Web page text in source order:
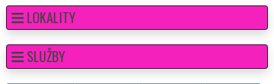
LOKALITY
SLUŽBY